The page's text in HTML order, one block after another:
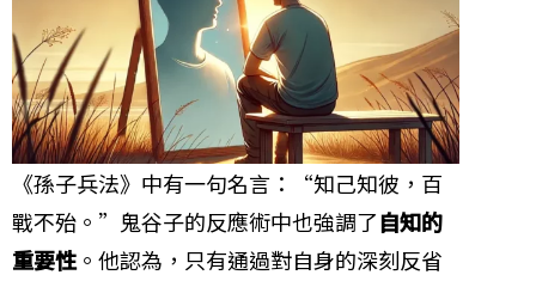
《孫子兵法》中有一句名言：“知己知彼，百
戰不殆。”鬼谷子的反應術中也強調了自知的
重要性。他認為，只有通過對自身的深刻反省